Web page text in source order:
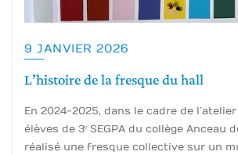
9 JANVIER 2026
L’histoire de la fresque du hall
En 2024-2025, dans le cadre de
élèves de 3ᵉ SEGPA du collège Anceau
réalisé une fresque collective sur un